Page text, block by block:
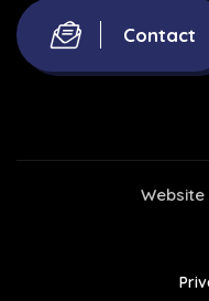
Contact